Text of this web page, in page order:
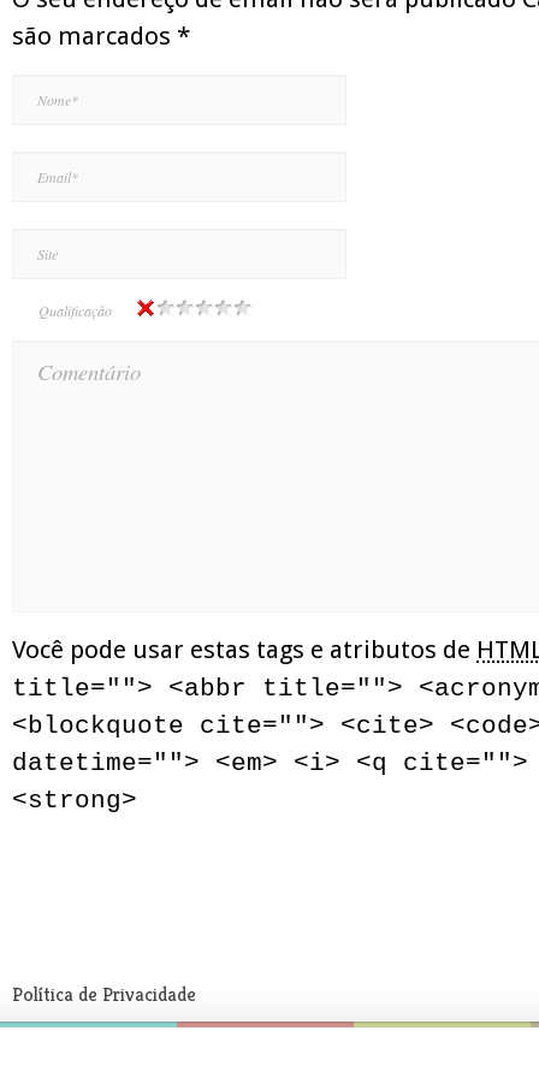
são marcados *
Qualificação
Você pode usar estas tags e atributos de
title=""> <abbr title="">
<blockquote cite=""> <cite>
datetime=""> <em> <i> <q
<strong>
Política de Privacidade